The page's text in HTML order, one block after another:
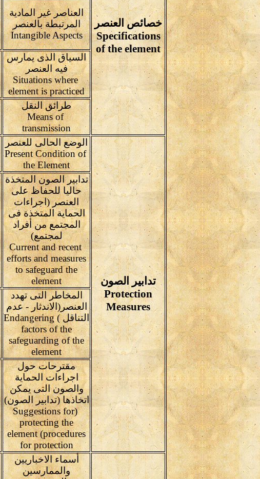
خصائص العنصر
Specifications
of the element
العناصر غير المادية
المرتبطة بالعنصر
Intangible Aspects
السياق الذى يمارس
فيه العنصر
Situations where
element is practiced
طرائق النقل
Means of
transmission
تدابير الصون
Protection
Measures
الوضع الحالى للعنصر
Present Condition of
the Element
تدابير الصون المتخذة
حاليا للحفاظ على
العنصر (اجراءات
الحماية المتخذة فى
المجتمع من أفراد
لمجتمع)
Current and recent
efforts and measures
to safeguard the
element
المخاطر التى تهدد
العنصر(الاندثار - عدم
التناقل ) Endangering
factors of the
safeguarding of the
element
مقترحات حول
اجراءات الحماية
والصون التى يمكن
اتخاذها (تدابير الصون)
(Suggestions for
protecting the
element (procedures
for protection
أسماء الاخباريين
والممارسين